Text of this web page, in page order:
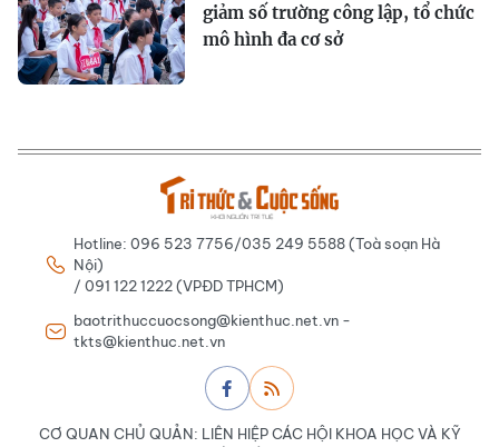
giảm số trường công lập, tổ chức
mô hình đa cơ sở
Hotline: 096 523 7756/035 249 5588 (Toà soạn Hà
Nội)
/ 091 122 1222 (VPĐD TPHCM)
baotrithuccuocsong@kienthuc.net.vn -
tkts@kienthuc.net.vn
CƠ QUAN CHỦ QUẢN: LIÊN HIỆP CÁC HỘI KHOA HỌC VÀ KỸ